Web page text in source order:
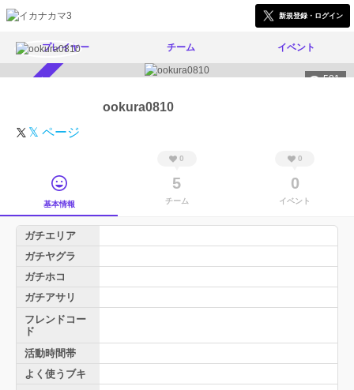
新規登録・ログイン
プレイヤー チーム イベント
581
ookura0810
𝕏 ページ
基本情報
0
5
チーム
0
0
イベント
ガチエリア
ガチヤグラ
ガチホコ
ガチアサリ
フレンドコー
ド
活動時間帯
よく使うブキ